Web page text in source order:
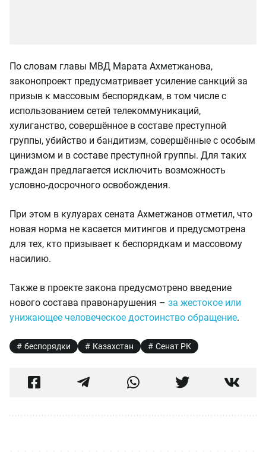
По словам главы МВД Марата Ахметжанова,
законопроект предусматривает усиление санкций за
призыв к массовым беспорядкам, в том числе с
использованием сетей телекоммуникаций,
хулиганство, совершённое в составе преступной
группы, убийство и бандитизм, совершённые с особым
цинизмом и в составе преступной группы. Для таких
граждан предлагается исключить возможность
условно-досрочного освобождения.
При этом в кулуарах сената Ахметжанов отметил, что
новая норма не касается митингов и предусмотрена
для тех, кто призывает к беспорядкам и массовому
насилию.
Также в проекте закона предусмотрено введение
нового состава правонарушения – за жестокое или
унижающее человеческое достоинство обращение.
беспорядки Казахстан Сенат РК